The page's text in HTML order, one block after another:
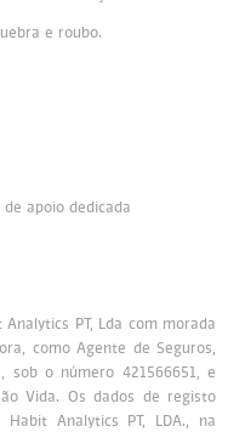
e roubo.
apoio dedicada
PT, Lda com morada
como Agente de Seguros,
sob o número 421566651, e
Vida. Os dados de registo
Habit Analytics PT, LDA., na